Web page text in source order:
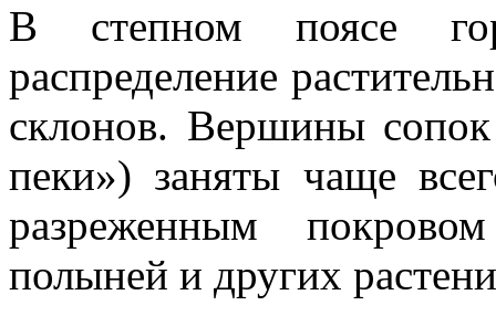
В степном поясе
распределение
склонов. Вер­шины
пеки») заняты чаще
разреженным
полыней и других